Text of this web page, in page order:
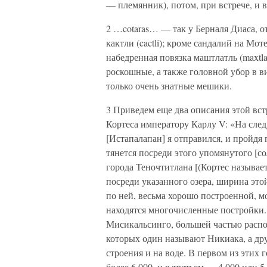
— племянник), потом, при встрече, и
2 …cotaras… — так у Берналя Диаса,
кактли (cactli); кроме сандалий на
набедренная повязка маштлатль
роскошные, а также головной убор в
только очень знатные мешики.
3 Приведем еще два описания этой встречи. Первое — из второго письма-реляции Эрнана Кортеса императору Карлу V: «На следующий день после прибытия в этот город [Истапалапан] я отправился, и пройдя пол-легуа, вступил на дорогу [на дамбе], которая тянется посреди этого упомянутого [соленого] озера на две легуа до заветного великого города Теночтитлана [(Кортес называет Мешико-Теночтитлан — Temextitan)], расположенного посреди указанного озера, ширина этой дороги — два кавалерийских копья [(около 10 м)], и по ней, весьма хорошо построенной, могли передвигаться шеренгой восемь конных, а на воде находятся многочисленные постройки. Так, один городок, первый из трех, который называют Мисикальсинго, большей частью расположен на этом упомянутом озере, а два других, из которых один называют Никиака, а другой — Училоучико, были на его берегу, но многие строения и на воде. В первом из этих городков было около 3 000 жителей, а во втором — более 6 000, и в третьем — 4 000 или 5 000 жителей; и во всех очень хорошие постройки — дома и башни, особые дворцы их сеньоров и знатных особ, и их капища [(Кортес называет их — мечети (mezquitas))] и молельни, где были их идолы. В этих городах есть очень много соли на продажу, которую добывают из воды этого упомянутого озера, с поверхности земли омываемой озером, и общеизвестным образом, делая головки прекрасной соли, которую сбывают и местным жителям, и за пределами своей округи. И так тянется та хорошая дорога [на дамбе], а за пол-легуа до самого города Теночтитлана к ней присоединяется другая дорога [на дамбе], которая идет с суши [из Койоакана], и в этом месте находится очень сильное укрепление с двумя башнями, огороженное стеной [высотой] в два эстадо [(1 эстадо = около 1,67 м)] с парапетом с зубцами, по всей ограде, в которое войти с этих двух дорог можно лишь в двое ворот, одни — для входящих, а другие — для выходящих. Тут меня встречали, чтобы увидеть и поприветствовать около 1 000 знатных людей, граждан этого прекрасного города, все одетые в одинаковую одежду, согласно своему обычаю, очень богато; и по моему прибытию каждый из них совершал, подходя ко мне, одну церемонию, которая среди них часто употребляется, — каждый касался рукой земли и ее целовал, и так пришлось ожидать почти час, пока все они по одному совершат эту церемонию. Около города был деревянный мост в 10 шагов шириной на той прямой дороге [на дамбе], и также за этим укреплением у города, поскольку было поселение это на воде, то вход и выход прекращали и восстанавливали, когда хотели, убирая и ставя несколько очень длинных и широких балок, из которых получается хороший мост; и таких было множество по всему городу, как дальше в реляции о делах здешних я представлю Вашему Высочеству. После перехода этого моста, нам вышел навстречу сеньор Мотекусома в сопровождении около 200 сеньоров, босых и одетых в другие ливреи или виды одежды, весьма богатые, согласно своему обычаю, более лучшие чем у других, и шли они двумя рядами, придерживаясь ближе к краям улицы, очень широкой, весьма красивой и прямой, от одного ее конца и до другого было две трети легуа, и с одной ее стороны и с другой — очень хорошие и большие строения, и также размещенные наподобие мечетей, а упомянутый Мотекусома шел по середине улицы вместе с двумя сеньорами, одним по правую руку, другим по левую, каждый из них — великий сеньор, замечу, что один [Какамацин] нас первым встретил, а другой был братом упомянутого Мотекусомы и сеньором города Истапалапана, из которого в этот день я вышел, все трое в одежде одного вида, за исключением Мотекусомы, который шел обутый, а два других сеньора босиком; каждый из них поддерживал его под руку, и так как мы сблизились, я спешился и пошел ему навстречу один, раскрыв руки, чтобы приветствовать его объятием, но эти два сеньора, которые с ним шли, встали между нами, чтобы я не коснулся его, и они и он совершили также церемонию целования земли, и закончив, он велел своему брату, шедшему с ним, пойти со мной, поддерживая под руку, а сам с другим пошел впереди меня на небольшом расстоянии. А после моего с ним приветствия подходили также ко мне те все другие сеньоры, которые шли в двух рядах, по